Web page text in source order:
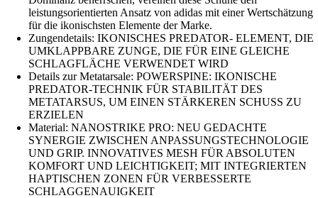
leistungsorientierten Ansatz von adidas mit einer Wertschätzung
für die ikonischsten Elemente der Marke.
Zungendetails: IKONISCHES PREDATOR- ELEMENT, DIE
UMKLAPPBARE ZUNGE, DIE FÜR EINE GLEICHE
SCHLAGFLÄCHE VERWENDET WIRD
Details zur Metatarsale: POWERSPINE: IKONISCHE
PREDATOR-TECHNIK FÜR STABILITÄT DES
METATARSUS, UM EINEN STÄRKEREN SCHUSS ZU
ERZIELEN
Material: NANOSTRIKE PRO: NEU GEDACHTE
SYNERGIE ZWISCHEN ANPASSUNGSTECHNOLOGIE
UND GRIP. INNOVATIVES MESH FÜR ABSOLUTEN
KOMFORT UND LEICHTIGKEIT; MIT INTEGRIERTEN
HAPTISCHEN ZONEN FÜR VERBESSERTE
SCHLAGGENAUIGKEIT